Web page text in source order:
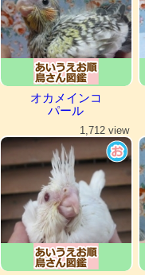
オカメインコ
パール
1,712 view